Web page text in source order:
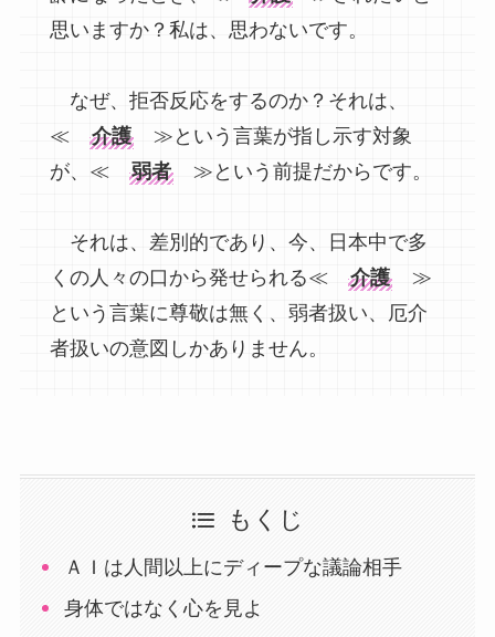
思いますか？私は、思わないです。
なぜ、拒否反応をするのか？それは、
≪ 介護≫という言葉が指し示す対象
が、≪ 弱者≫という前提だからです。
それは、差別的であり、今、日本中で多
くの人々の口から発せられる≪ 介護≫
という言葉に尊敬は無く、弱者扱い、厄介
者扱いの意図しかありません。
もくじ
ＡＩは人間以上にディープな議論相手
身体ではなく心を見よ